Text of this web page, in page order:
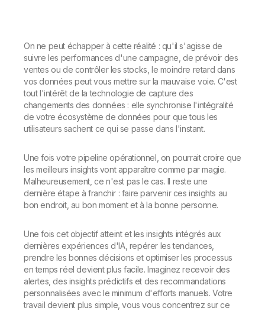
On ne peut échapper à cette réalité : qu'il s'agisse de
suivre les performances d'une campagne, de prévoir des
ventes ou de contrôler les stocks, le moindre retard dans
vos données peut vous mettre sur la mauvaise voie. C'est
tout l'intérêt de la technologie de capture des
changements des données : elle synchronise l'intégralité
de votre écosystème de données pour que tous les
utilisateurs sachent ce qui se passe dans l'instant.
Une fois votre pipeline opérationnel, on pourrait croire que
les meilleurs insights vont apparaître comme par magie.
Malheureusement, ce n'est pas le cas. Il reste une
dernière étape à franchir : faire parvenir ces insights au
bon endroit, au bon moment et à la bonne personne.
Une fois cet objectif atteint et les insights intégrés aux
dernières expériences d'IA, repérer les tendances,
prendre les bonnes décisions et optimiser les processus
en temps réel devient plus facile. Imaginez recevoir des
alertes, des insights prédictifs et des recommandations
personnalisées avec le minimum d'efforts manuels. Votre
travail devient plus simple, vous vous concentrez sur ce